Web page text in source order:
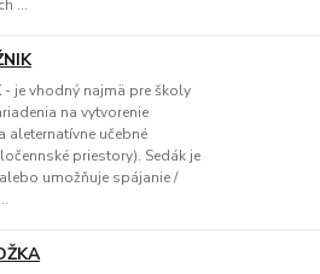
...
je vhodný najmä pre školy
na vytvorenie
aleternatívne učebné
priestory). Sedák je
umožňuje spájanie /